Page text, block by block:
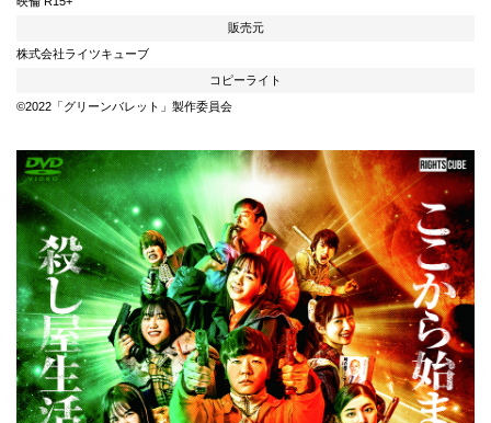
販売元
株式会社ライツキューブ
コピーライト
©2022「グリーンバレット」製作委員会